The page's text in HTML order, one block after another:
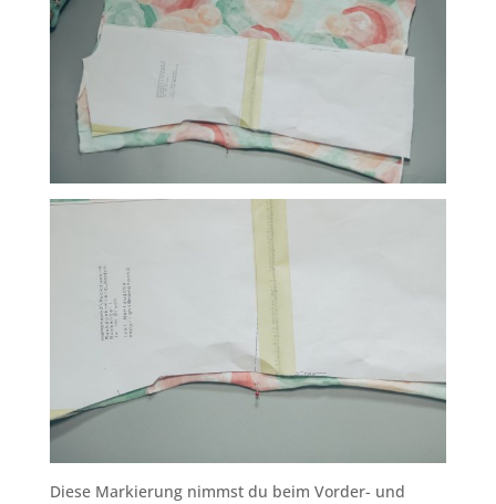
Diese Markierung nimmst du beim Vorder- und